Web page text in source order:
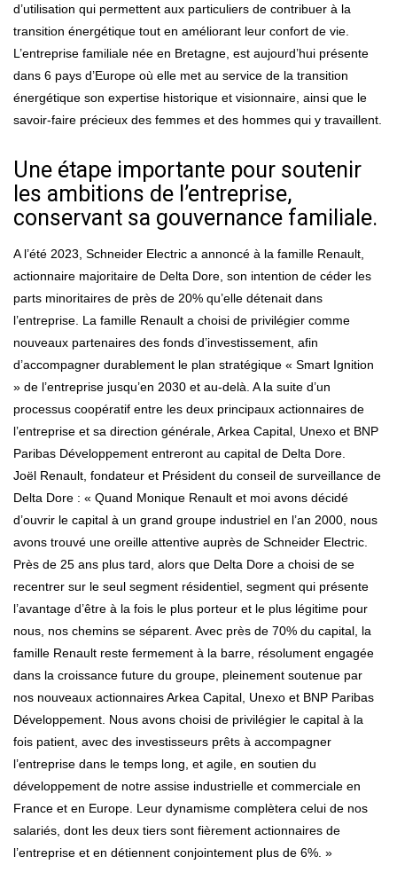
d’utilisation qui permettent aux particuliers de contribuer à la
transition énergétique tout en améliorant leur confort de vie.
L’entreprise familiale née en Bretagne, est aujourd’hui présente
dans 6 pays d’Europe où elle met au service de la transition
énergétique son expertise historique et visionnaire, ainsi que le
savoir-faire précieux des femmes et des hommes qui y travaillent.
Une étape importante pour soutenir
les ambitions de l’entreprise,
conservant sa gouvernance familiale.
A l’été 2023, Schneider Electric a annoncé à la famille Renault,
actionnaire majoritaire de Delta Dore, son intention de céder les
parts minoritaires de près de 20% qu’elle détenait dans
l’entreprise. La famille Renault a choisi de privilégier comme
nouveaux partenaires des fonds d’investissement, afin
d’accompagner durablement le plan stratégique « Smart Ignition
» de l’entreprise jusqu’en 2030 et au-delà. A la suite d’un
processus coopératif entre les deux principaux actionnaires de
l’entreprise et sa direction générale, Arkea Capital, Unexo et BNP
Paribas Développement entreront au capital de Delta Dore.
Joël Renault, fondateur et Président du conseil de surveillance de
Delta Dore : « Quand Monique Renault et moi avons décidé
d’ouvrir le capital à un grand groupe industriel en l’an 2000, nous
avons trouvé une oreille attentive auprès de Schneider Electric.
Près de 25 ans plus tard, alors que Delta Dore a choisi de se
recentrer sur le seul segment résidentiel, segment qui présente
l’avantage d’être à la fois le plus porteur et le plus légitime pour
nous, nos chemins se séparent. Avec près de 70% du capital, la
famille Renault reste fermement à la barre, résolument engagée
dans la croissance future du groupe, pleinement soutenue par
nos nouveaux actionnaires Arkea Capital, Unexo et BNP Paribas
Développement. Nous avons choisi de privilégier le capital à la
fois patient, avec des investisseurs prêts à accompagner
l’entreprise dans le temps long, et agile, en soutien du
développement de notre assise industrielle et commerciale en
France et en Europe. Leur dynamisme complètera celui de nos
salariés, dont les deux tiers sont fièrement actionnaires de
l’entreprise et en détiennent conjointement plus de 6%. »